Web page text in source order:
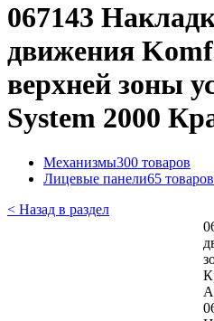
067143
движения
верхней зоны
System 2000
Механизмы300 товаров
Лицевые панели65 товаров
< Назад в раздел